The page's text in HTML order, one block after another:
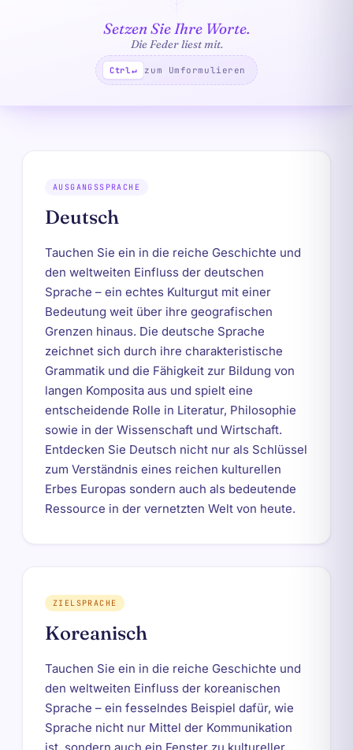
Setzen Sie Ihre Worte.
Die Feder liest mit.
Ctrl↵ zum Umformulieren
AUSGANGSSPRACHE
Deutsch
Tauchen Sie ein in die reiche Geschichte und
den weltweiten Einfluss der deutschen
Sprache – ein echtes Kulturgut mit einer
Bedeutung weit über ihre geografischen
Grenzen hinaus. Die deutsche Sprache
zeichnet sich durch ihre charakteristische
Grammatik und die Fähigkeit zur Bildung von
langen Komposita aus und spielt eine
entscheidende Rolle in Literatur, Philosophie
sowie in der Wissenschaft und Wirtschaft.
Entdecken Sie Deutsch nicht nur als Schlüssel
zum Verständnis eines reichen kulturellen
Erbes Europas sondern auch als bedeutende
Ressource in der vernetzten Welt von heute.
ZIELSPRACHE
Koreanisch
Tauchen Sie ein in die reiche Geschichte und
den weltweiten Einfluss der koreanischen
Sprache – ein fesselndes Beispiel dafür, wie
Sprache nicht nur Mittel der Kommunikation